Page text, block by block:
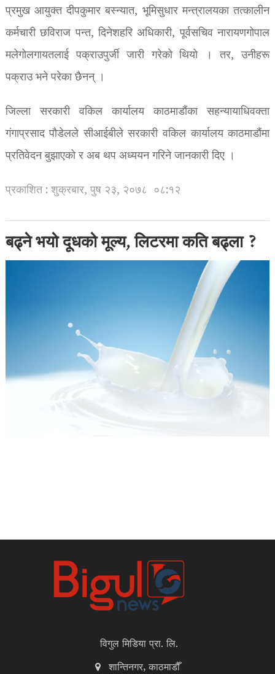
प्रमुख आयुक्त दीपकुमार बस्न्यात, भूमिसुधार मन्त्रालयका तत्कालीन
कर्मचारी छविराज पन्त, दिनेशहरि अधिकारी, पूर्वसचिव नारायणगोपाल
मलेगोलगायतलाई पक्राउपुर्जी जारी गरेको थियो । तर, उनीहरू
पक्राउ भने परेका छैनन् ।
जिल्ला सरकारी वकिल कार्यालय काठमाडौंका सहन्यायाधिवक्ता
गंगाप्रसाद पौडेलले सीआईबीले सरकारी वकिल कार्यालय काठमाडौंमा
प्रतिवेदन बुझाएको र अब थप अध्ययन गरिने जानकारी दिए ।
प्रकाशित : शुक्रबार, पुष २३, २०७८ ०८:१२
बढ्ने भयो दूधको मूल्य, लिटरमा कति बढ्ला ?
विगुल मिडिया प्रा. लि.
शान्तिनगर, काठमाडौँ